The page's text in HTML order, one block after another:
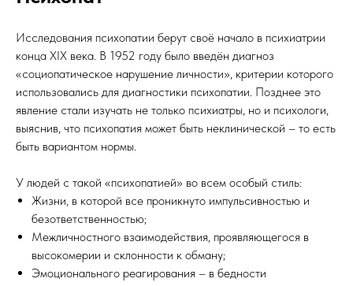
Исследования психопатии берут своё начало в психиатрии
конца XIX века. В 1952 году было введён диагноз
«социопатическое нарушение личности», критерии которого
использовались для диагностики психопатии. Позднее это
явление стали изучать не только психиатры, но и психологи,
выяснив, что психопатия может быть неклинической – то есть
быть вариантом нормы.
У людей с такой «психопатией» во всем особый стиль:
Жизни, в которой все проникнуто импульсивностью и
безответственностью;
Межличностного взаимодействия, проявляющегося в
высокомерии и склонности к обману;
Эмоционального реагирования – в бедности